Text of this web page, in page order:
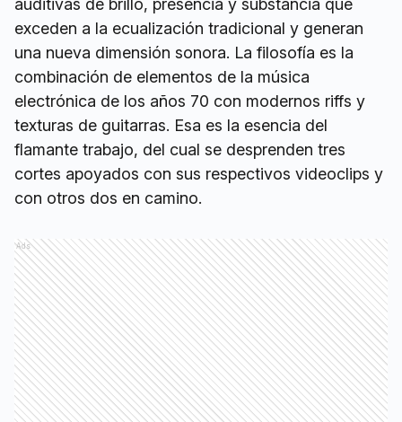
auditivas de brillo, presencia y substancia que
exceden a la ecualización tradicional y generan
una nueva dimensión sonora. La filosofía es la
combinación de elementos de la música
electrónica de los años 70 con modernos riffs y
texturas de guitarras. Esa es la esencia del
flamante trabajo, del cual se desprenden tres
cortes apoyados con sus respectivos videoclips y
con otros dos en camino.
Ads